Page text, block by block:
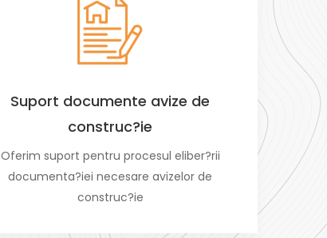
Suport documente avize de
construc?ie
Oferim suport pentru procesul eliber?rii
documenta?iei necesare avizelor de
construc?ie